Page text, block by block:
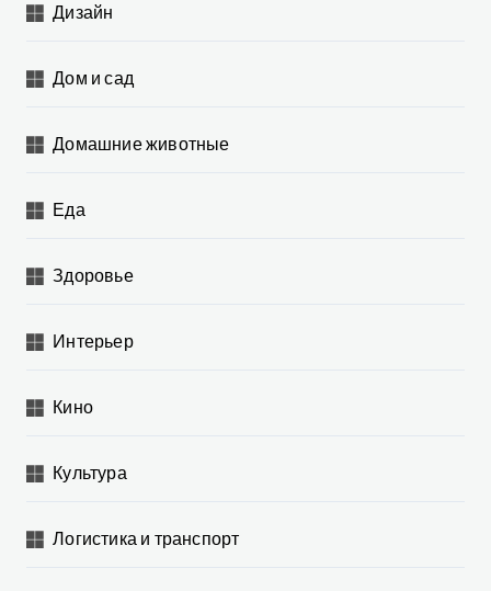
Дизайн
Дом и сад
Домашние животные
Еда
Здоровье
Интерьер
Кино
Культура
Логистика и транспорт